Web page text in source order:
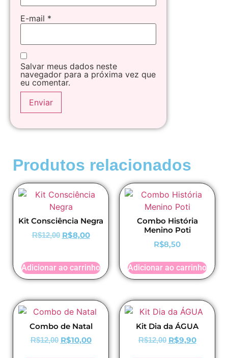
E-mail *
Salvar meus dados neste
navegador para a próxima vez que
eu comentar.
Produtos relacionados
Kit Consciência Negra
R$12,00 R$8,00
Adicionar ao carrinho
Combo História
Menino Poti
R$8,50
Adicionar ao carrinho
Combo de Natal
R$12,00 R$10,00
Kit Dia da ÁGUA
R$12,00 R$9,90